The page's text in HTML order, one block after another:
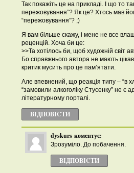
Так покажіть це на прикладі. І що то
пережовування”? Як це? Хтось мав
“пережовування”? ;)
Я вам більше скажу, і мене не все
реценцій. Хоча би це:
>>Та хотілось би, щоб художній світ
Бо справжнього автора не мають
критик мусить про це пам’ятати.
Але впевнений, що реакція типу – “в
“замовили алкоголіку Стусенку” не є
літературному порталі.
ВІДПОВІCТИ
dyskurs коментує:
Зрозуміло. До побачення.
ВІДПОВІCТИ